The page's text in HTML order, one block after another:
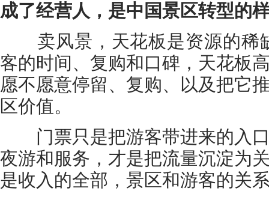
成了经营人，是中国景区转型的
卖风景，天花板是资源的稀
客的时间、复购和口碑，天花板
愿不愿意停留、复购、以及把它
区价值。
门票只是把游客带进来的入口
夜游和服务，才是把流量沉淀为
是收入的全部，景区和游客的关